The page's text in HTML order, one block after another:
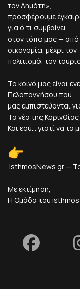
τον Δημότη»,
προσφέρουμε
για ό,τι συμβαίνει
στον τόπο μας — από
οικονομία, μέχρι τον
πολιτισμό, τον
Το κοινό μας είναι
Πελοποννήσου που
μας εμπιστεύονται
Τα νέα της
Και εσύ... γιατί να τα
IsthmosNews.gr —
Με εκτίμηση,
Η Ομάδα του